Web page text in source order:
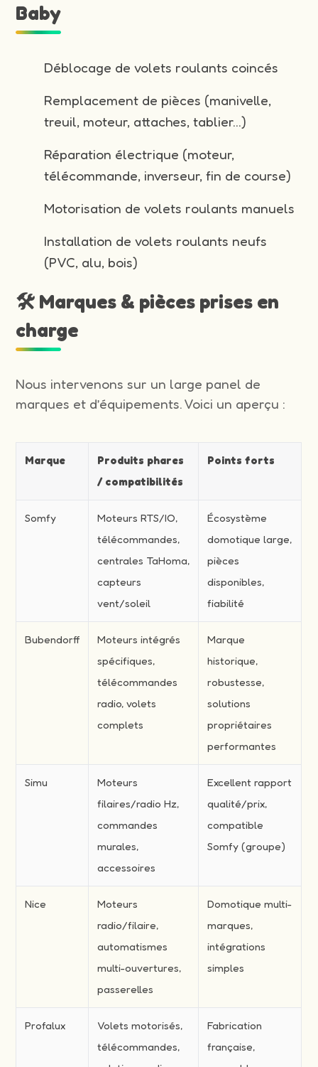
Baby
Déblocage de volets roulants coincés
Remplacement de pièces (manivelle,
treuil, moteur, attaches, tablier…)
Réparation électrique (moteur,
télécommande, inverseur, fin de course)
Motorisation de volets roulants manuels
Installation de volets roulants neufs
(PVC, alu, bois)
🛠️ Marques & pièces prises en
charge
Nous intervenons sur un large panel de
marques et d’équipements. Voici un aperçu :
Marque
Produits phares
/ compatibilités
Points forts
Somfy
Moteurs RTS/IO,
télécommandes,
centrales TaHoma,
capteurs
vent/soleil
Écosystème
domotique large,
pièces
disponibles,
fiabilité
Bubendorff
Moteurs intégrés
spécifiques,
télécommandes
radio, volets
complets
Marque
historique,
robustesse,
solutions
propriétaires
performantes
Simu
Moteurs
filaires/radio Hz,
commandes
murales,
accessoires
Excellent rapport
qualité/prix,
compatible
Somfy (groupe)
Nice
Moteurs
radio/filaire,
automatismes
multi-ouvertures,
passerelles
Domotique multi-
marques,
intégrations
simples
Profalux
Volets motorisés,
télécommandes,
Fabrication
française,